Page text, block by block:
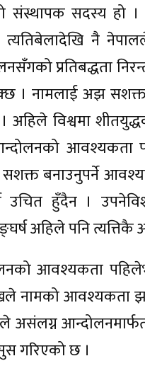
सदस्य हो ।
त्यतिबेलादेखि नै
प्रतिबद्धता
। नामलाई अझ सशक्त
विश्वमा
आवश्यकता
बनाउनुपर्ने
हुँदैन ।
अहिले पनि
आवश्यकता
नामको
असंलग्न
गरिएको छ ।